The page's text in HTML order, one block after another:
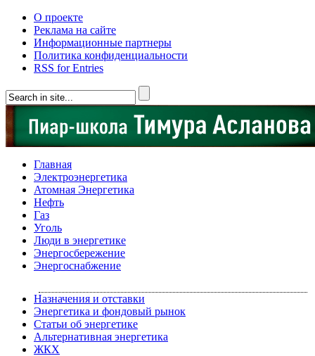
О проекте
Реклама на сайте
Информационные партнеры
Политика конфиденциальности
RSS for Entries
Главная
Электроэнергетика
Атомная Энергетика
Нефть
Газ
Уголь
Люди в энергетике
Энергосбережение
Энергоснабжение
Назначения и отставки
Энергетика и фондовый рынок
Статьи об энергетике
Альтернативная энергетика
ЖКХ